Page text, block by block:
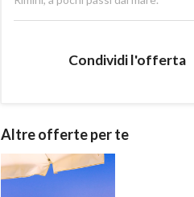
Condividi l'offerta
Altre offerte per te